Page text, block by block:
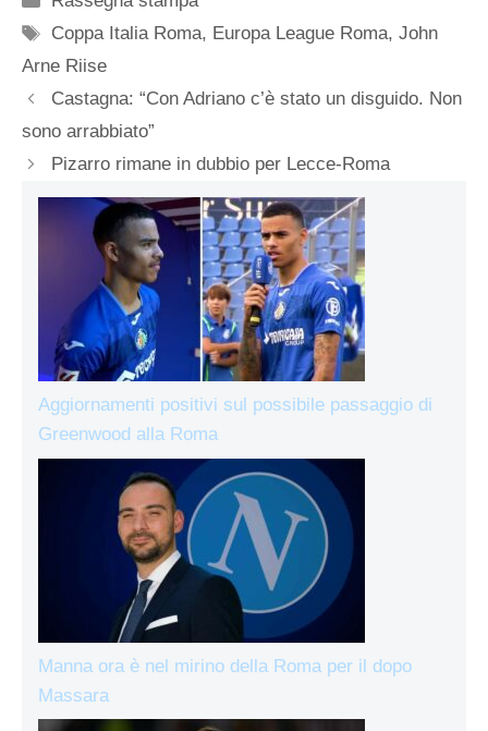
Tag
Coppa Italia Roma, Europa League Roma,John
Arne Riise
Castagna: “Con Adriano c’è stato un disguido. Non
sono arrabbiato”
Pizarro rimane in dubbio per Lecce-Roma
Aggiornamenti positivi sul possibile passaggio di
Greenwood alla Roma
Manna ora è nel mirino della Roma per il dopo
Massara